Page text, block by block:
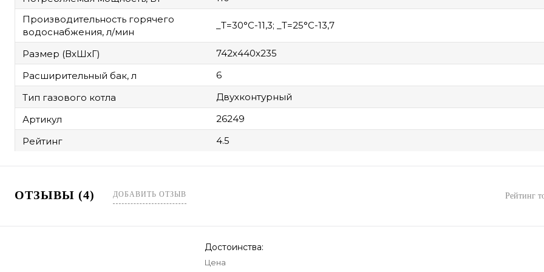
Производительность горячего
водоснабжения, л/мин
_Т=30°С-11,3; _Т=25°С-13,7
Размер (ВхШхГ)
742х440х235
Расширительный бак, л
6
Тип газового котла
Двухконтурный
Артикул
26249
Рейтинг
4.5
ОТЗЫВЫ (4) ДОБАВИТЬ ОТЗЫВ Рейтинг
Достоинства:
Цена